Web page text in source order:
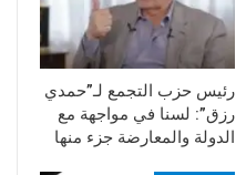
رئيس حزب التجمع لـ”حمدي
رزق”: لسنا في مواجهة مع
الدولة والمعارضة جزء منها